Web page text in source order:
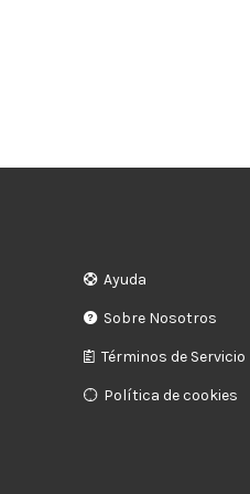
Ayuda
Sobre Nosotros
Términos de Servicio
Política de cookies